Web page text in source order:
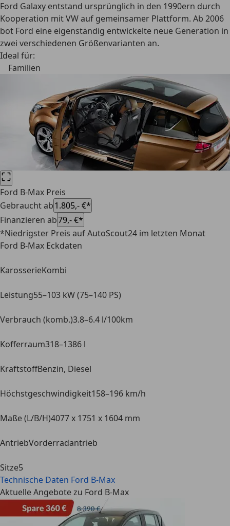
Ford Galaxy entstand ursprünglich in den 1990ern durch
Kooperation mit VW auf gemeinsamer Plattform. Ab 2006
bot Ford eine eigenständig entwickelte neue Generation in
zwei verschiedenen Größenvarianten an.
Ideal für:
Familien
Ford B-Max Preis
Gebraucht ab1.805,- €*
Finanzieren ab79,- €*
*Niedrigster Preis auf AutoScout24 im letzten Monat
Ford B-Max Eckdaten
KarosserieKombi
Leistung55–103 kW (75–140 PS)
Verbrauch (komb.)3.8–6.4 l/100km
Kofferraum318–1386 l
KraftstoffBenzin, Diesel
Höchstgeschwindigkeit158–196 km/h
Maße (L/B/H)4077 x 1751 x 1604 mm
AntriebVorderradantrieb
Sitze5
Technische Daten Ford B-Max
Aktuelle Angebote zu Ford B-Max